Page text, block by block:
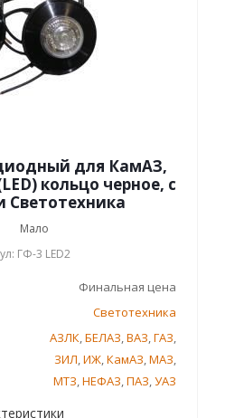
для КамАЗ,
кольцо черное, с
Светотехника
Мало
ГФ-3 LED2
Финальная цена
Светотехника
АЗЛК,БЕЛАЗ,ВАЗ,ГАЗ,
ЗИЛ,ИЖ,КамАЗ,МАЗ,
МТЗ,НЕФАЗ,ПАЗ,УАЗ